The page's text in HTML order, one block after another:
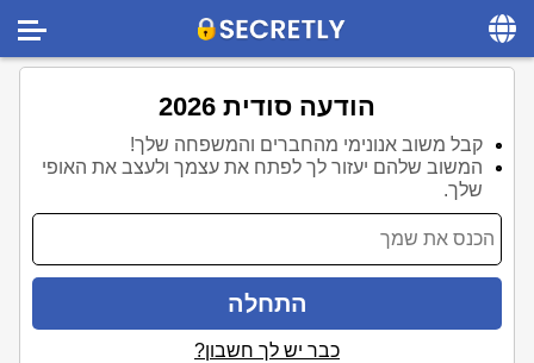
About us
Social
Privacy
FAQ
הודעה סודית 2026
קבל משוב אנונימי מהחברים והמשפחה שלך!
המשוב שלהם יעזור לך לפתח את עצמך ולעצב את האופי
שלך.
התחלה
כבר יש לך חשבון?